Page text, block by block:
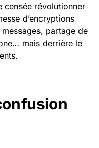
censée révolutionner
d’encryptions
partage de
mais derrière le